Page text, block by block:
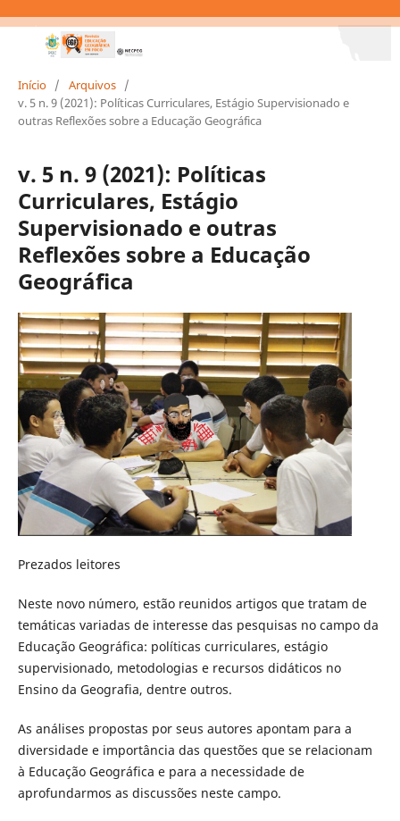
Início / Arquivos /
v. 5 n. 9 (2021): Políticas Curriculares, Estágio Supervisionado e
outras Reflexões sobre a Educação Geográfica
v. 5 n. 9 (2021): Políticas
Curriculares, Estágio
Supervisionado e outras
Reflexões sobre a Educação
Geográfica
Prezados leitores
Neste novo número, estão reunidos artigos que tratam de
temáticas variadas de interesse das pesquisas no campo da
Educação Geográfica: políticas curriculares, estágio
supervisionado, metodologias e recursos didáticos no
Ensino da Geografia, dentre outros.
As análises propostas por seus autores apontam para a
diversidade e importância das questões que se relacionam
à Educação Geográfica e para a necessidade de
aprofundarmos as discussões neste campo.